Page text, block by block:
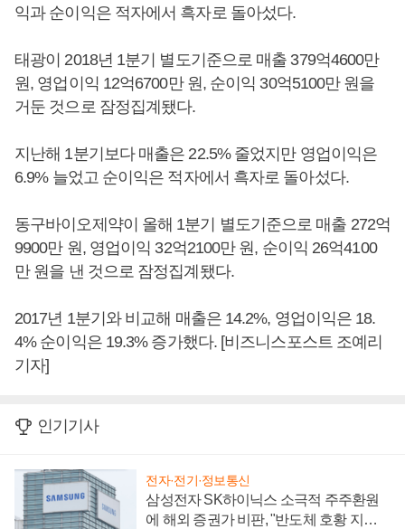
익과 순이익은 적자에서 흑자로 돌아섰다.
태광이 2018년 1분기 별도기준으로 매출 379억4600만
원, 영업이익 12억6700만 원, 순이익 30억5100만 원을
거둔 것으로 잠정집계됐다.
지난해 1분기보다 매출은 22.5% 줄었지만 영업이익은
6.9% 늘었고 순이익은 적자에서 흑자로 돌아섰다.
동구바이오제약이 올해 1분기 별도기준으로 매출 272억
9900만 원, 영업이익 32억2100만 원, 순이익 26억4100
만 원을 낸 것으로 잠정집계됐다.
2017년 1분기와 비교해 매출은 14.2%, 영업이익은 18.
4% 순이익은 19.3% 증가했다. [비즈니스포스트 조예리
기자]
인기기사
전자·전기·정보통신
삼성전자 SK하이닉스 소극적 주주환원
에 해외 증권가 비판, "반도체 호황 지속